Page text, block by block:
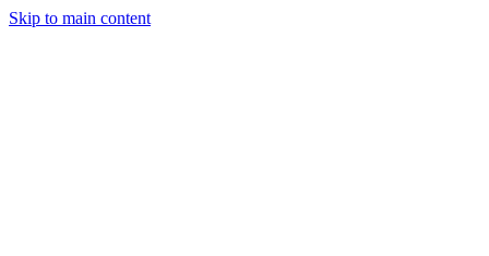
Skip to main content